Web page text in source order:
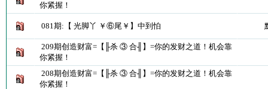
你紧握！
081期:【 光脚丫 ￥⑥尾￥】中到怕
209期创造财富=【╟杀 ③ 合╢】=你的发财之道！机会靠
你紧握！
208期创造财富=【╟杀 ③ 合╢】=你的发财之道！机会靠
你紧握！